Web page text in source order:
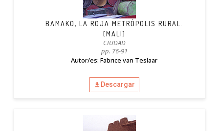
BAMAKO, LA ROJA METRÓPOLIS RURAL.
[MALI]
CIUDAD
pp. 76-91
Autor/es: Fabrice van Teslaar
Descargar